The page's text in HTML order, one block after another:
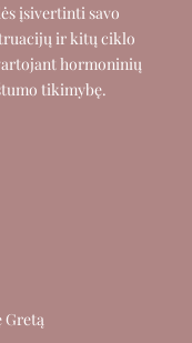
įsivertinti savo
ir kitų ciklo
hormoninių
tikimybę.
Gretą